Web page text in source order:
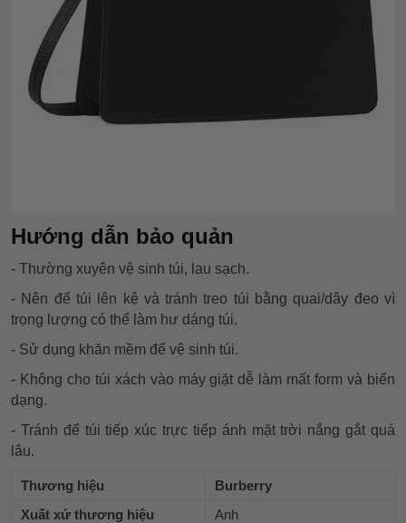
Hướng dẫn bảo quản
- Thường xuyên vệ sinh túi, lau sạch.
- Nên để túi lên kệ và tránh treo túi bằng quai/dây đeo vì
trọng lượng có thể làm hư dáng túi.
- Sử dụng khăn mềm để vệ sinh túi.
- Không cho túi xách vào máy giặt dễ làm mất form và biến
dạng.
- Tránh để túi tiếp xúc trực tiếp ánh mặt trời nắng gắt quá
lâu.
Thương hiệu
Burberry
Xuất xứ thương hiệu
Anh